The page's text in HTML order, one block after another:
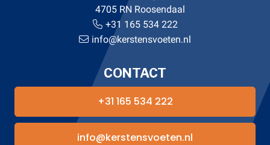
4705 RN Roosendaal
+31 165 534 222
info@kerstensvoeten.nl
CONTACT
+31 165 534 222
info@kerstensvoeten.nl